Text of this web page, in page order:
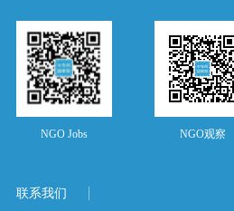
NGO Jobs NGO观察
联系我们